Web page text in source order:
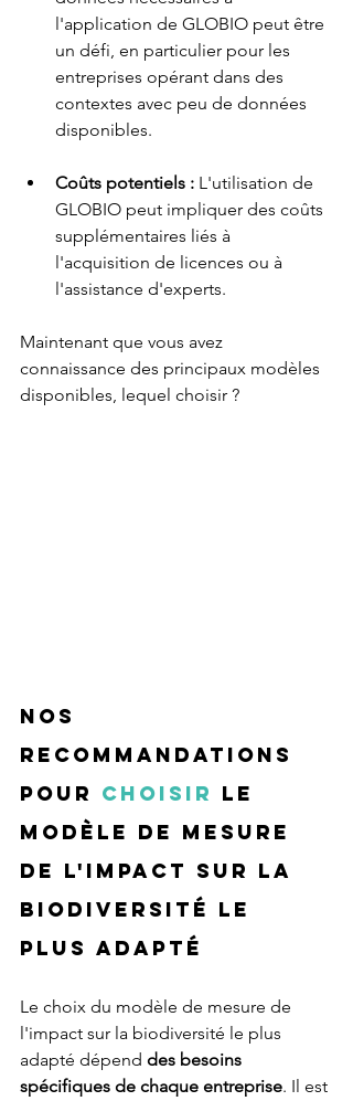
l'application de GLOBIO peut être
un défi, en particulier pour les
entreprises opérant dans des
contextes avec peu de données
disponibles.
Coûts potentiels : L'utilisation de
GLOBIO peut impliquer des coûts
supplémentaires liés à
l'acquisition de licences ou à
l'assistance d'experts.
Maintenant que vous avez
connaissance des principaux modèles
disponibles, lequel choisir ?
Nos
recommandations
pour choisir le
modèle de mesure
de l'impact sur la
biodiversité le
plus adapté
Le choix du modèle de mesure de
l'impact sur la biodiversité le plus
adapté dépend des besoins
spécifiques de chaque entreprise. Il est